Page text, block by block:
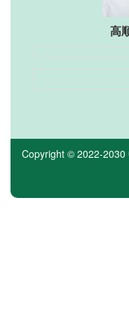
高
Copyright © 2022-2030